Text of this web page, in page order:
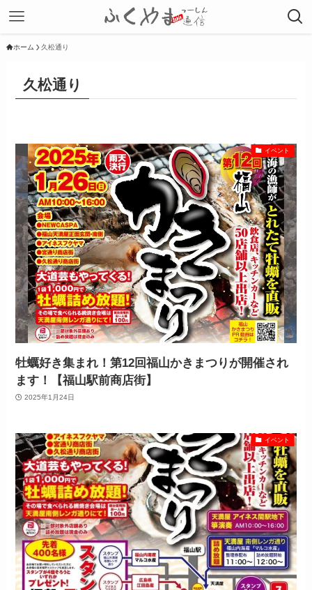
ホーム 久松通り
久松通り
イベント
牡蠣好き集まれ！第12回福山かきまつりが開催され
ます！【福山駅前商店街】
2025年1月24日
イベント